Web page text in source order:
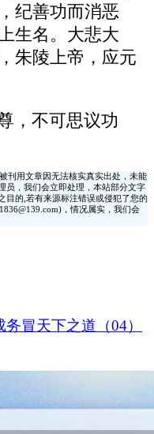
纪善功而消恶
生名。大悲大
朱陵上帝，应元
，不可思议功
刊用文章因无法核实真实出处，未能
员，我们会立即处理，本站部分文字
目的,若有来源标注错误或侵犯了您的
，情况属实，我们会
冒天下之道（04）